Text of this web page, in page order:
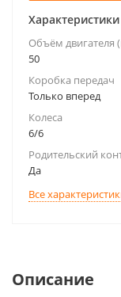
Характеристики
Объём двигателя
50
Коробка передач
Только вперед
Колеса
6/6
Родительский
Да
Все
Описание